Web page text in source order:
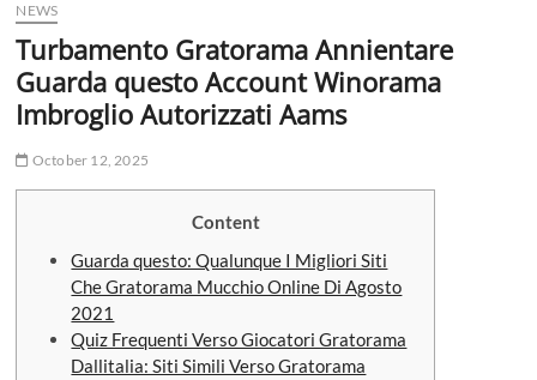
NEWS
Turbamento Gratorama Annientare
Guarda questo Account Winorama
Imbroglio Autorizzati Aams
October 12, 2025
Content
Guarda questo: Qualunque I Migliori Siti
Che Gratorama Mucchio Online Di Agosto
2021
Quiz Frequenti Verso Giocatori Gratorama
Dallitalia: Siti Simili Verso Gratorama